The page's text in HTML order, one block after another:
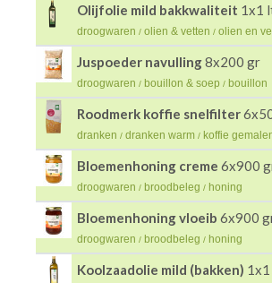
Olijfolie mild bakkwaliteit 1x1
droogwaren / olien & vetten / olien en
Juspoeder navulling8x200 gr
droogwaren / bouillon & soep / bouillon
Roodmerk koffie snelfilter
dranken / dranken warm / koffie
Bloemenhoning creme 6x900
droogwaren / broodbeleg / honing
Bloemenhoning vloeib 6x900
droogwaren / broodbeleg / honing
Koolzaadolie mild (bakken)